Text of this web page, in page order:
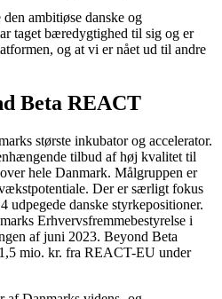
ambitiøse danske og
taget bæredygtighed til sig og er
og at vi er nået ud til andre
Beta REACT
største inkubator og accelerator.
tilbud af høj kvalitet til
hele Danmark. Målgruppen er
Der er særligt fokus
danske styrkepositioner.
Erhvervsfremmebestyrelse i
af juni 2023. Beyond Beta
mio. kr. fra REACT-EU under